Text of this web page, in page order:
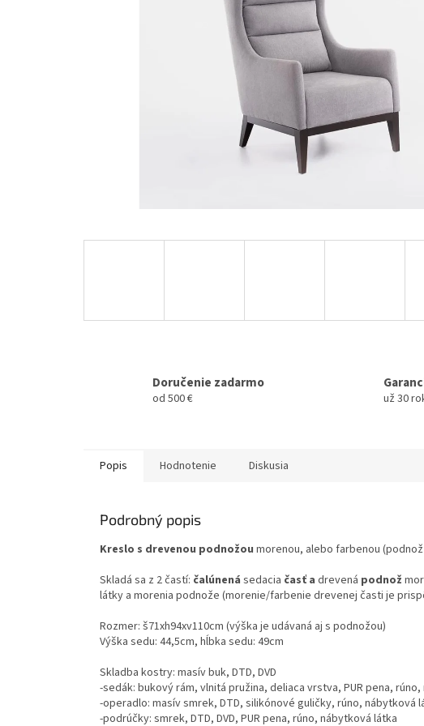
Doručenie zadarmo
od 500 € už 30
Popis Hodnotenie Diskusia
Podrobný popis
Kreslo s drevenou podnožou morenou, alebo farbenou
Skladá sa z 2 častí: čalúnená sedacia časť a drevená podnož
látky a morenia podnože (morenie/farbenie drevenej časti je
Rozmer: š71xh94xv110cm (výška je udávaná aj s podnožou)
Výška sedu: 44,5cm, hĺbka sedu: 49cm
Skladba kostry: masív buk, DTD, DVD
-sedák: bukový rám, vlnitá pružina, deliaca vrstva, PUR pena,
-operadlo: masív smrek, DTD, silikónové guličky, rúno, nábytková
-podrúčky: smrek, DTD, DVD, PUR pena, rúno, nábytková látka